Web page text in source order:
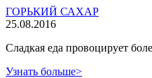
ГОРЬКИЙ САХАР
25.08.2016
Сладкая еда провоцирует
Узнать больше>